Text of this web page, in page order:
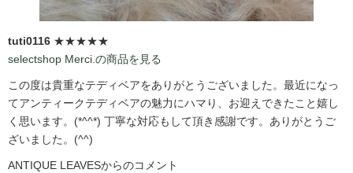
tuti0116 ★★★★★
selectshop Merci.の商品を見る
この度は貴重なテディベアをありがとうございました。最近になっ
てアンティークテディベアの魅力にハマり、お迎えできたこと嬉し
く思います。(*^^*) 丁寧な対応もして頂き感謝です。ありがとうご
ざいました。(^^)
ANTIQUE LEAVESからのコメント